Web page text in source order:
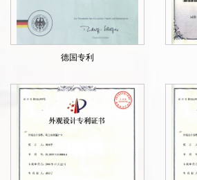
德国专利